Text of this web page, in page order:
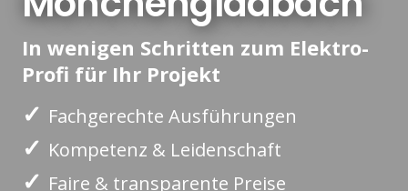
In wenigen Schritten zum Elektro-
Profi für Ihr Projekt
✓ Fachgerechte Ausführungen
✓ Kompetenz & Leidenschaft
✓ Faire & transparente Preise